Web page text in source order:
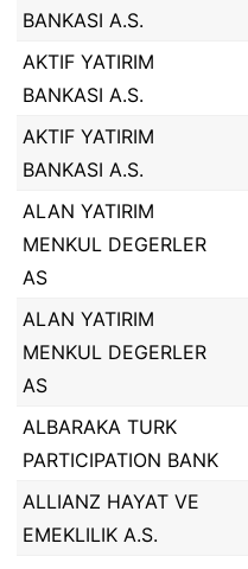
BANKASI A.S.
AKTIF YATIRIM
BANKASI A.S.
AKTIF YATIRIM
BANKASI A.S.
ALAN YATIRIM
MENKUL DEGERLER
AS
ALAN YATIRIM
MENKUL DEGERLER
AS
ALBARAKA TURK
PARTICIPATION BANK
ALLIANZ HAYAT VE
EMEKLILIK A.S.